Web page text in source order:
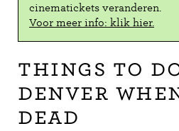
cinematickets veranderen.
Voor meer info: klik hier.
Things to
Denver
Dead